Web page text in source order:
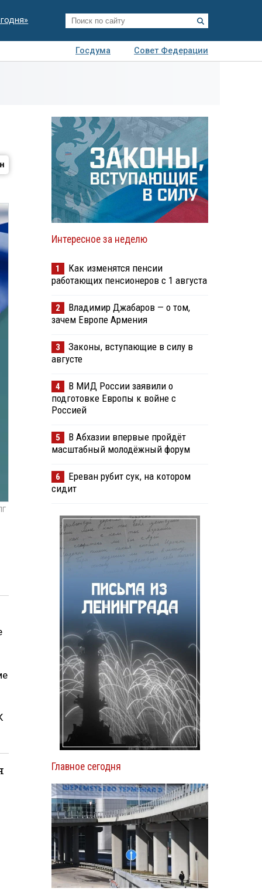
Госдума
Совет Федерации
Интересное за неделю
1
Как изменятся пенсии
работающих пенсионеров с 1 августа
2
Владимир Джабаров — о том,
зачем Европе Армения
3
Законы, вступающие в силу в
августе
4
В МИД России заявили о
подготовке Европы к войне с
Россией
5
В Абхазии впервые пройдёт
масштабный молодёжный форум
6
Ереван рубит сук, на котором
сидит
Главное сегодня